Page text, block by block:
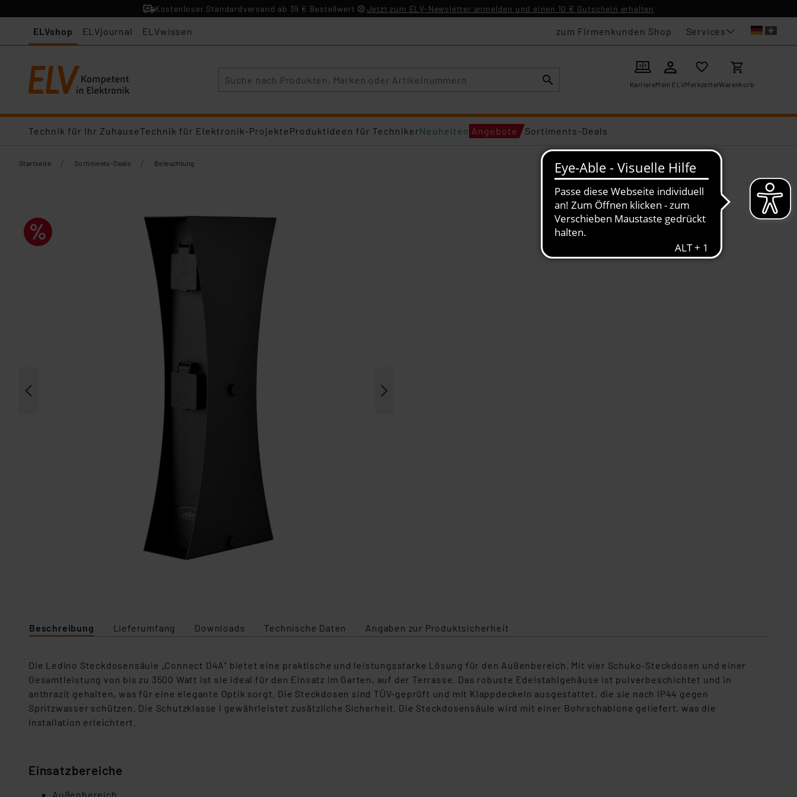
Kostenloser Standardversand ab 39 € Bestellwert Jetzt zum ELV-Newsletter anmelden und einen 10 € Gutschein erhalten
ELVshop ELVjournal ELVwissen zum Firmenkunden Shop Services
KarriereMein ELVMerkzettelWarenkorb
Technik für Ihr ZuhauseTechnik für Elektronik-ProjekteProduktideen für TechnikerNeuheiten Angebote Sortiments-Deals
Startseite / Sortiments-Deals / Beleuchtung​
Beschreibung Lieferumfang Downloads Technische Daten Angaben zur Produktsicherheit
Die Ledino Steckdosensäule „Connect D4A“ bietet eine praktische und leistungsstarke L ösung für den Außenbereich. Mit vier Schuko-Steckdosen und einer
Gesamtleistung von bis zu 3500 Watt ist sie ideal für den Einsatz im Garten, auf der Terrasse. Das robuste Edelstahlgehäuse ist pulverbeschichtet und in
anthrazit gehalten, was für eine elegante Optik sorgt. Die Steckdosen sind TÜV-geprüft und mit Klappdeckeln ausgestattet, die sie nach IP44 gegen
Spritzwasser schützen. Die Schutzklasse I gewährleistet zusätzliche Sicherheit. Die Steckdosensäule wird mit einer Bohrschablone geliefert, was die
Installation erleichtert.
Einsatzbereiche
Außenbereich